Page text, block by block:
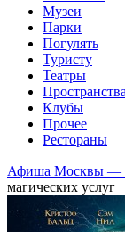
Музеи
Парки
Погулять
Туристу
Театры
Пространства
Клубы
Прочее
Рестораны
Афиша Москвы —
магических услуг